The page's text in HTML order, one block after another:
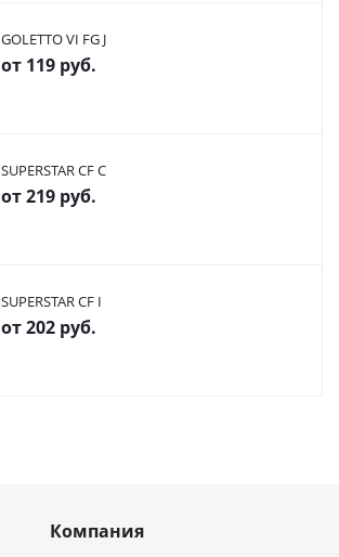
GOLETTO VI FG J
от 119 руб.
SUPERSTAR CF C
от219 руб.
SUPERSTAR CF I
от202 руб.
Компания